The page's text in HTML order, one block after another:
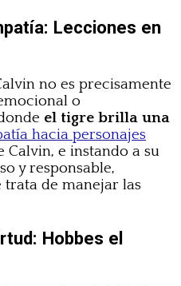
Lecciones en
no es precisamente
o
el tigre brilla una
hacia personajes
Calvin, e instando a su
y responsable,
trata de manejar las
Hobbes el